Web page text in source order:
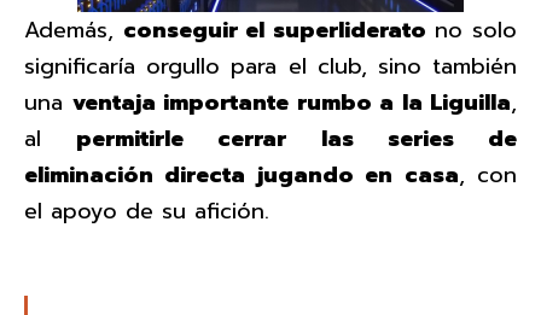
Además, conseguir el superliderato no solo
significaría orgullo para el club, sino también
una ventaja importante rumbo a la Liguilla,
al permitirle cerrar las series de
eliminación directa jugando en casa, con
el apoyo de su afición.